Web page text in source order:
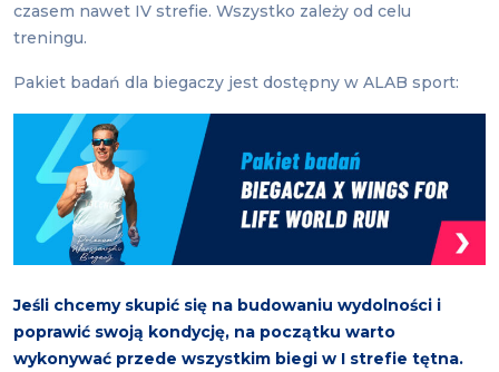
czasem nawet IV strefie. Wszystko zależy od celu
treningu.
Pakiet badań dla biegaczy jest dostępny w ALAB sport:
Jeśli chcemy skupić się na budowaniu wydolności i
poprawić swoją kondycję, na początku warto
wykonywać przede wszystkim biegi w I strefie tętna.